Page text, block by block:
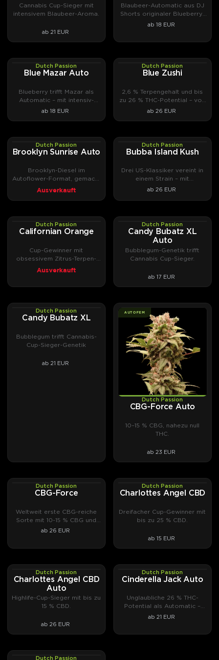
Cannabis Cup-Sieger mit
intensivem Blaubeer-Aroma.
ab 21 EUR
Blaubeer-Automatic aus DJ
Shorts originaler Blueberry-
Genetik.
ab 18 EUR
AUTOFEMDutch Passion
Blue Mazar Auto
Blueberry trifft Mazar als
Automatic – mit intensiv-
fruchtigen Terpenen.
ab 18 EUR
PHOTOFEMDutch Passion
Blue Zushi
2,6 % Terpengehalt und bis
zu 26 % THC-Potential – von
unabhängigen Laboren
ab 26 EUR
AUTOFEMDutch Passion
Brooklyn Sunrise Auto
Brooklyn-Diesel im
Autoflower-Format, gemacht
für den Morgen.
Ausverkauft
PHOTOFEMDutch Passion
Bubba Island Kush
Drei US-Klassiker vereint in
einem Strain – mit
einzigartigem Terpenprofil.
ab 26 EUR
PHOTOFEMDutch Passion
Californian Orange
Cup-Gewinner mit
obsessivem Zitrus-Terpen-
Profil.
Ausverkauft
AUTOFEMDutch Passion
Candy Bubatz XL
Auto
Bubblegum-Genetik trifft
Cannabis Cup-Sieger.
ab 17 EUR
PHOTOFEMDutch Passion
Candy Bubatz XL
Bubblegum trifft Cannabis-
Cup-Sieger-Genetik
ab 21 EUR
AUTOFEM
Dutch Passion
CBG-Force Auto
10–15 % CBG, nahezu null
THC.
ab 23 EUR
PHOTOFEMDutch Passion
CBG-Force
Weltweit erste CBG-reiche
Sorte mit 10-15 % CBG und
0,2 % THC
ab 26 EUR
PHOTOFEMDutch Passion
Charlottes Angel CBD
Dreifacher Cup-Gewinner mit
bis zu 25 % CBD.
ab 15 EUR
AUTOFEMDutch Passion
Charlottes Angel CBD
Auto
Highlife-Cup-Sieger mit bis zu
15 % CBD.
ab 26 EUR
AUTOFEMDutch Passion
Cinderella Jack Auto
Unglaubliche 26 % THC-
Potential als Automatic –
von unabhängigen Laboren
ab 21 EUR
Dutch Passion